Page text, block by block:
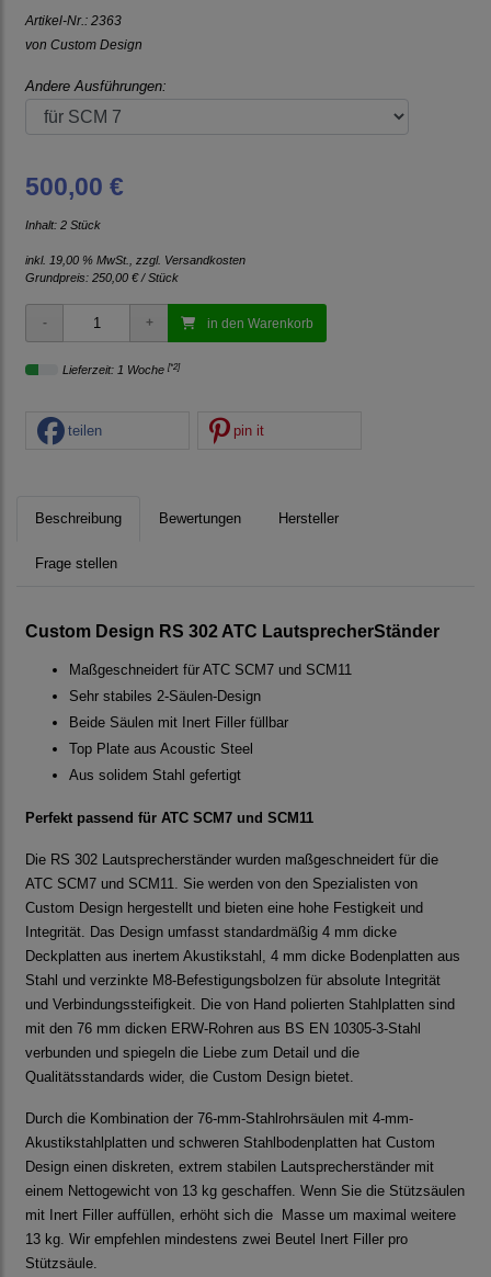
Artikel-Nr.: 2363
von Custom Design
Andere Ausführungen:
500,00 €
Inhalt: 2 Stück
inkl. 19,00 % MwSt., zzgl. Versandkosten
Grundpreis: 250,00 € / Stück
in den Warenkorb
Lieferzeit: 1 Woche [*2]
teilen pin it
Beschreibung Bewertungen Hersteller
Frage stellen
Custom Design RS 302 ATC LautsprecherStänder
Maßgeschneidert für ATC SCM7 und SCM11
Sehr stabiles 2-Säulen-Design
Beide Säulen mit Inert Filler füllbar
Top Plate aus Acoustic Steel
Aus solidem Stahl gefertigt
Perfekt passend für ATC SCM7 und SCM11
Die RS 302 Lautsprecherständer wurden maßgeschneidert für die
ATC SCM7 und SCM11. Sie werden von den Spezialisten von
Custom Design hergestellt und bieten eine hohe Festigkeit und
Integrität. Das Design umfasst standardmäßig 4 mm dicke
Deckplatten aus inertem Akustikstahl, 4 mm dicke Bodenplatten aus
Stahl und verzinkte M8-Befestigungsbolzen für absolute Integrität
und Verbindungssteifigkeit. Die von Hand polierten Stahlplatten sind
mit den 76 mm dicken ERW-Rohren aus BS EN 10305-3-Stahl
verbunden und spiegeln die Liebe zum Detail und die
Qualitätsstandards wider, die Custom Design bietet.
Durch die Kombination der 76-mm-Stahlrohrsäulen mit 4-mm-
Akustikstahlplatten und schweren Stahlbodenplatten hat Custom
Design einen diskreten, extrem stabilen Lautsprecherständer mit
einem Nettogewicht von 13 kg geschaffen. Wenn Sie die Stützsäulen
mit Inert Filler auffüllen, erhöht sich die Masse um maximal weitere
13 kg. Wir empfehlen mindestens zwei Beutel Inert Filler pro
Stützsäule.